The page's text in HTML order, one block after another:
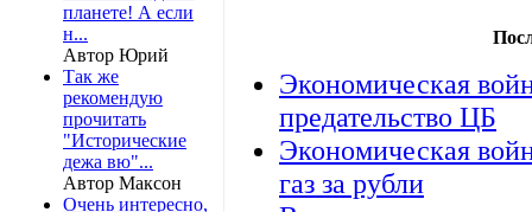
планете! А если
н...
Автор Юрий
Так же
рекомендую
прочитать
"Исторические
дежа вю"...
Автор Максон
Очень интересно,
Экономическая
предательство ЦБ
Экономическая
газ за рубли